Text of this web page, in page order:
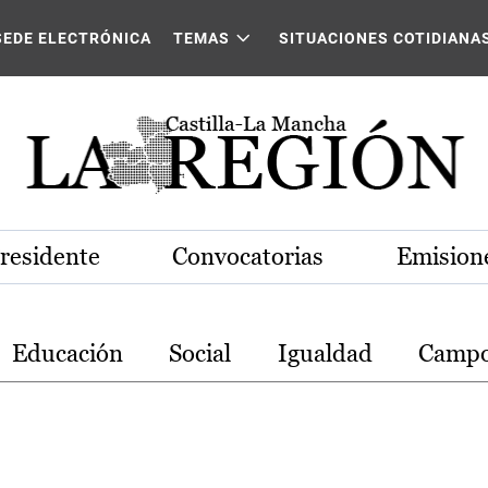
La Mancha
ELECTRÓNICA TEMAS SITUACIONES
Convocatorias
Educación Social Igualdad